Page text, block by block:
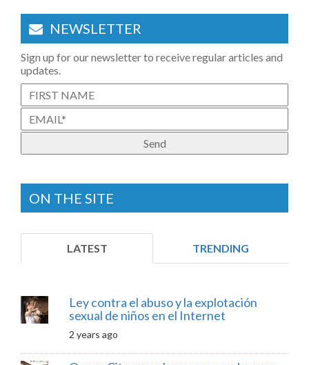
NEWSLETTER
Sign up for our newsletter to receive regular articles and
updates.
ON THE SITE
LATEST TRENDING
Ley contra el abuso y la explotación
sexual de niños en el Internet
2 years ago